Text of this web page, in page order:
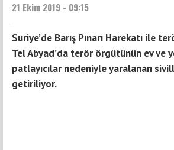
21 Ekim 2019 - 09:15
Suriye’de Barış Pınarı Harekatı ile
Tel Abyad’da terör örgütünün ev ve
patlayıcılar nedeniyle yaralanan
getiriliyor.